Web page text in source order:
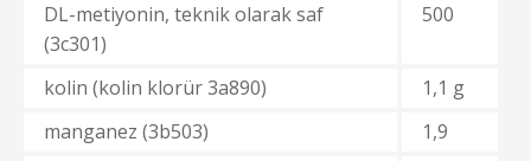
DL-metiyonin, teknik olarak saf
(3с301)
500
kolin (kolin klorür 3а890)
1,1 g
manganez (3b503)
1,9